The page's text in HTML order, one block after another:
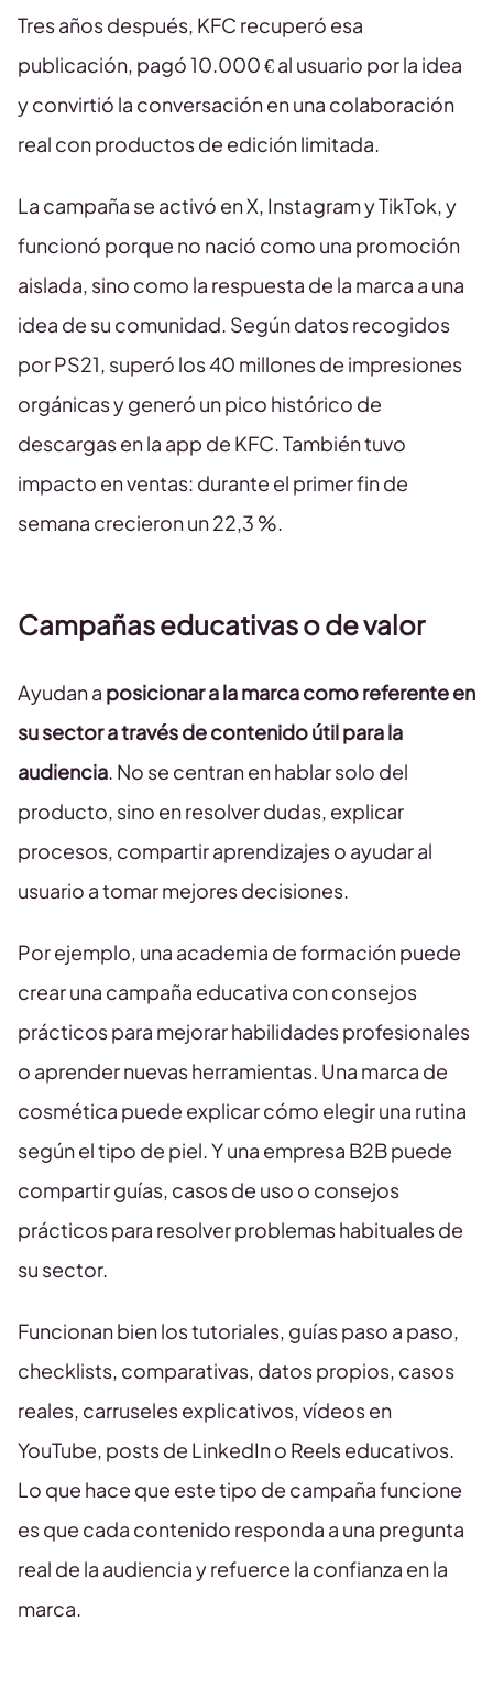
Tres años después, KFC recuperó esa
publicación, pagó 10.000 € al usuario por la idea
y convirtió la conversación en una colaboración
real con productos de edición limitada.
La campaña se activó en X, Instagram y TikTok, y
funcionó porque no nació como una promoción
aislada, sino como la respuesta de la marca a una
idea de su comunidad. Según datos recogidos
por PS21, superó los 40 millones de impresiones
orgánicas y generó un pico histórico de
descargas en la app de KFC. También tuvo
impacto en ventas: durante el primer fin de
semana crecieron un 22,3 %.
Campañas educativas o de valor
Ayudan a posicionar a la marca como referente en
su sector a través de contenido útil para la
audiencia. No se centran en hablar solo del
producto, sino en resolver dudas, explicar
procesos, compartir aprendizajes o ayudar al
usuario a tomar mejores decisiones.
Por ejemplo, una academia de formación puede
crear una campaña educativa con consejos
prácticos para mejorar habilidades profesionales
o aprender nuevas herramientas. Una marca de
cosmética puede explicar cómo elegir una rutina
según el tipo de piel. Y una empresa B2B puede
compartir guías, casos de uso o consejos
prácticos para resolver problemas habituales de
su sector.
Funcionan bien los tutoriales, guías paso a paso,
checklists, comparativas, datos propios, casos
reales, carruseles explicativos, vídeos en
YouTube, posts de LinkedIn o Reels educativos.
Lo que hace que este tipo de campaña funcione
es que cada contenido responda a una pregunta
real de la audiencia y refuerce la confianza en la
marca.